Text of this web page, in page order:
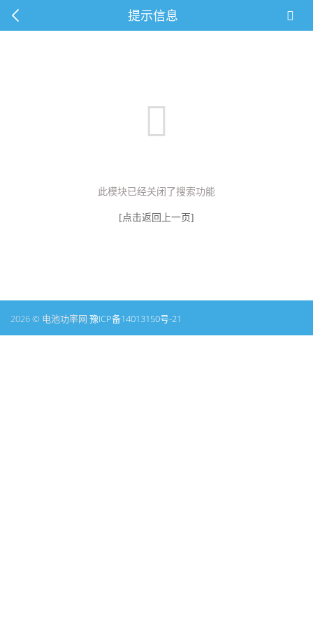
提示信息
此模块已经关闭了搜索功能
[点击返回上一页]
2026 © 电池功率网 豫ICP备14013150号-21